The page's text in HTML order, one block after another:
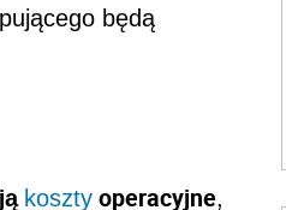
będą
koszty operacyjne,